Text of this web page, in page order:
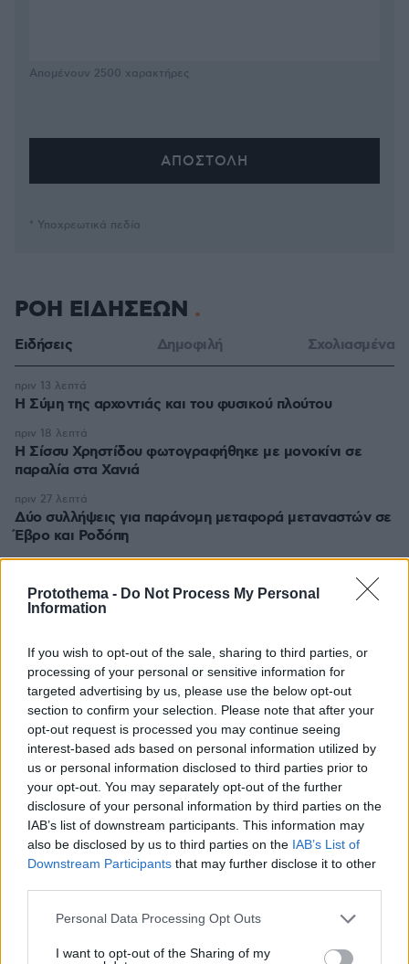
Protothema - Do Not Process My Personal
Information
If you wish to opt-out of the sale, sharing to third parties, or
processing of your personal or sensitive information for
targeted advertising by us, please use the below opt-out
section to confirm your selection. Please note that after your
opt-out request is processed you may continue seeing
interest-based ads based on personal information utilized by
us or personal information disclosed to third parties prior to
your opt-out. You may separately opt-out of the further
disclosure of your personal information by third parties on the
IAB’s list of downstream participants. This information may
also be disclosed by us to third parties on the IAB’s List of
Downstream Participants that may further disclose it to other
Please note that this website/app uses one or more Google
not limited to your visit or usage behaviour. You may click to
Personal Data Processing Opt Outs
I want to opt-out of the Sharing of my
Απομένουν 2500 χαρακτήρες
* Υποχρεωτικά πεδία
ΡΟΗ ΕΙΔΗΣΕΩΝ
Ειδήσεις Δημοφιλή Σχολιασμένα
Η Σύμη της αρχοντιάς και του φυσικού πλούτου
πριν 13 λεπτά
Η Σίσσυ Χρηστίδου φωτογραφήθηκε με μονοκίνι σε
παραλία στα Χανιά
πριν 18 λεπτά
Δύο συλλήψεις για παράνομη μεταφορά μεταναστών σε
Έβρο και Ροδόπη
πριν 27 λεπτά
Ένας γιατρός δίνει 5 απλές συμβουλές που χαρίζουν
υγεία μετά τα 50
Τι πρέπει να έχετε μαζί στην παραλία με τον σκύλο σας
Αυτή είναι η πιο βιώσιμη πόλη στον κόσμο για το 2026
πριν 33 λεπτά
«Ούτε πόλεμος, ούτε ειρήνη»: Γιατί ο Πεζεσκιάν πιέζει
τώρα για συμφωνία με τις ΗΠΑ
πριν 38 λεπτά
Διακοπές στην Κάσο
πριν 38 λεπτά
Η απογοήτευση της Μπρίτνεϊ Σπίαρς μετά από μπότοξ:
Κορίτσια πρέπει να είστε προσεκτικές, δεν μπορείς να
εμπιστευτείς κανέναν
πριν μία ώρα
γιατί εντοπίστηκαν παλιά πυρομαχικά
πριν μία ώρα